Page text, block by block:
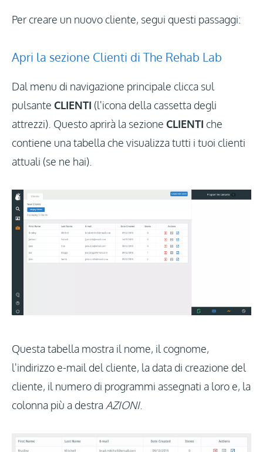
Per creare un nuovo cliente, segui questi passaggi:
Apri la sezione Clienti di The Rehab Lab
Dal menu di navigazione principale clicca sul
pulsante CLIENTI (l'icona della cassetta degli
attrezzi). Questo aprirà la sezione CLIENTI che
contiene una tabella che visualizza tutti i tuoi clienti
attuali (se ne hai).
Questa tabella mostra il nome, il cognome,
l'indirizzo e-mail del cliente, la data di creazione del
cliente, il numero di programmi assegnati a loro e, la
colonna più a destra AZIONI.